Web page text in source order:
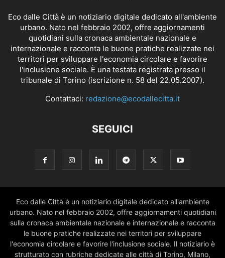
Eco dalle Città è un notiziario digitale dedicato all'ambiente
urbano. Nato nel febbraio 2002, offre aggiornamenti
quotidiani sulla cronaca ambientale nazionale e
internazionale e racconta le buone pratiche realizzate nei
territori per sviluppare l'economia circolare e favorire
l'inclusione sociale. È una testata registrata presso il
tribunale di Torino (iscrizione n. 58 del 22.05.2007).
Contattaci: redazione@ecodallecitta.it
SEGUICI
Eco dalle Città è un notiziario digitale dedicato all'ambiente
urbano. Nato nel febbraio 2002, offre aggiornamenti quotidiani
sulla cronaca ambientale nazionale e internazionale e racconta
le buone pratiche realizzate nei territori per sviluppare
l'economia circolare e favorire l'inclusione sociale. Il notiziario è
strutturato con rubriche dedicate alle città di Torino, Milano,